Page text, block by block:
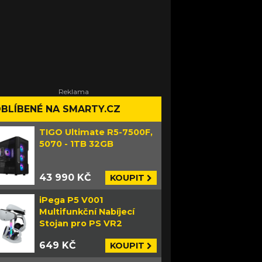
NA SMARTY.CZ
TIGO Ultimate R5-7500F,
5070 - 1TB 32GB
43 990 KČ KOUPIT
iPega P5 V001
Multifunkční Nabíjecí
Stojan pro PS VR2
649 KČ KOUPIT